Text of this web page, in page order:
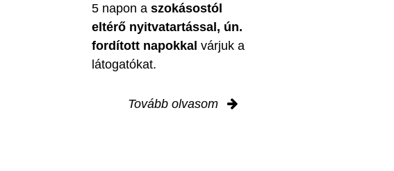
5 napon a szokásostól
eltérő nyitvatartással, ún.
fordított napokkal várjuk a
látogatókat.
Tovább olvasom